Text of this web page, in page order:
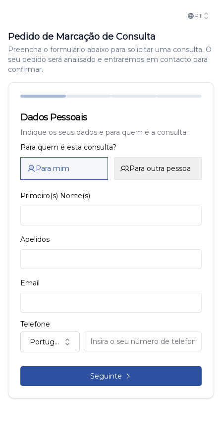
PT
Pedido de Marcação de Consulta
Preencha o formulário abaixo para solicitar uma consulta. O
seu pedido será analisado e entraremos em contacto para
confirmar.
Dados Pessoais
Indique os seus dados e para quem é a consulta.
Para quem é esta consulta?
Para mim Para outra pessoa
Primeiro(s) Nome(s)
Apelidos
Email
Telefone
Portugal (+351)
Seguinte